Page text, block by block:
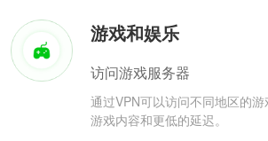
游戏和娱乐
访问游戏服务器
通过VPN可以访问不同地区的
游戏内容和更低的延迟。